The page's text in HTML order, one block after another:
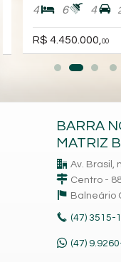
4 6 4
R$ 4.450.000,00
BARRA
MATRIZ
Av. Brasil,
Centro -
Balneário
(47) 3515-
(47)